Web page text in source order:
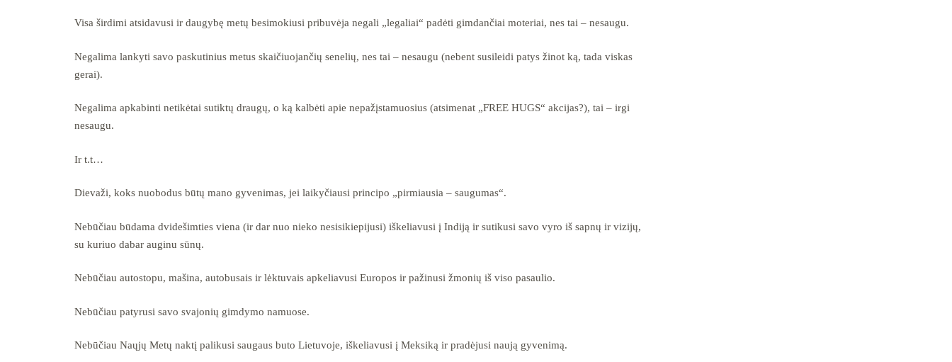
Visa širdimi atsidavusi ir daugybę metų besimokiusi pribuvėja negali „legaliai“ padėti gimdančiai moteriai, nes tai – nesaugu.
Negalima lankyti savo paskutinius metus skaičiuojančių senelių, nes tai – nesaugu (nebent susileidi patys žinot ką, tada viskas
gerai).
Negalima apkabinti netikėtai sutiktų draugų, o ką kalbėti apie nepažįstamuosius (atsimenat „FREE HUGS“ akcijas?), tai – irgi
nesaugu.
Ir t.t…
Dievaži, koks nuobodus būtų mano gyvenimas, jei laikyčiausi principo „pirmiausia – saugumas“.
Nebūčiau būdama dvidešimties viena (ir dar nuo nieko nesisikiepijusi) iškeliavusi į Indiją ir sutikusi savo vyro iš sapnų ir vizijų,
su kuriuo dabar auginu sūnų.
Nebūčiau autostopu, mašina, autobusais ir lėktuvais apkeliavusi Europos ir pažinusi žmonių iš viso pasaulio.
Nebūčiau patyrusi savo svajonių gimdymo namuose.
Nebūčiau Naųjų Metų naktį palikusi saugaus buto Lietuvoje, iškeliavusi į Meksiką ir pradėjusi naują gyvenimą.